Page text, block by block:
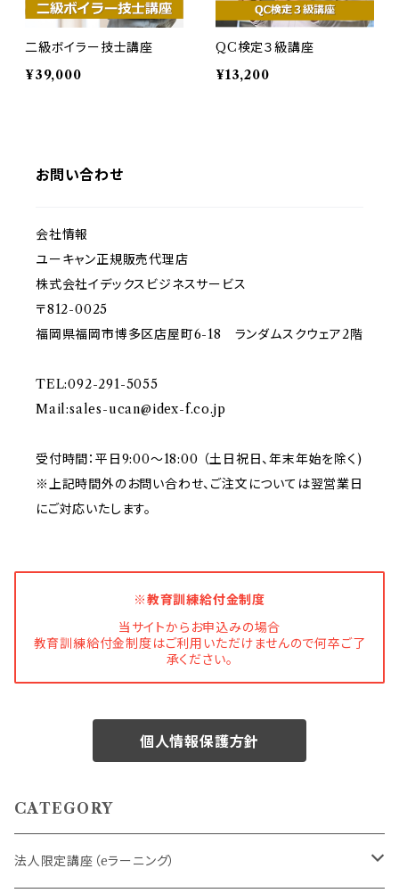
二級ボイラー技士講座
¥39,000
QC検定３級講座
¥13,200
お問い合わせ
会社情報
ユーキャン正規販売代理店
株式会社イデックスビジネスサービス
〒812-0025
福岡県福岡市博多区店屋町6-18 ランダムスクウェア2階
TEL:092-291-5055
Mail:sales-ucan@idex-f.co.jp
受付時間：平日9:00～18:00 （土日祝日、年末年始を除く)
※上記時間外のお問い合わせ、ご注文については翌営業日
にご対応いたします。
※教育訓練給付金制度
当サイトからお申込みの場合
教育訓練給付金制度はご利用いただけませんので何卒ご了
承ください。
個人情報保護方針
CATEGORY
法人限定講座（eラーニング）